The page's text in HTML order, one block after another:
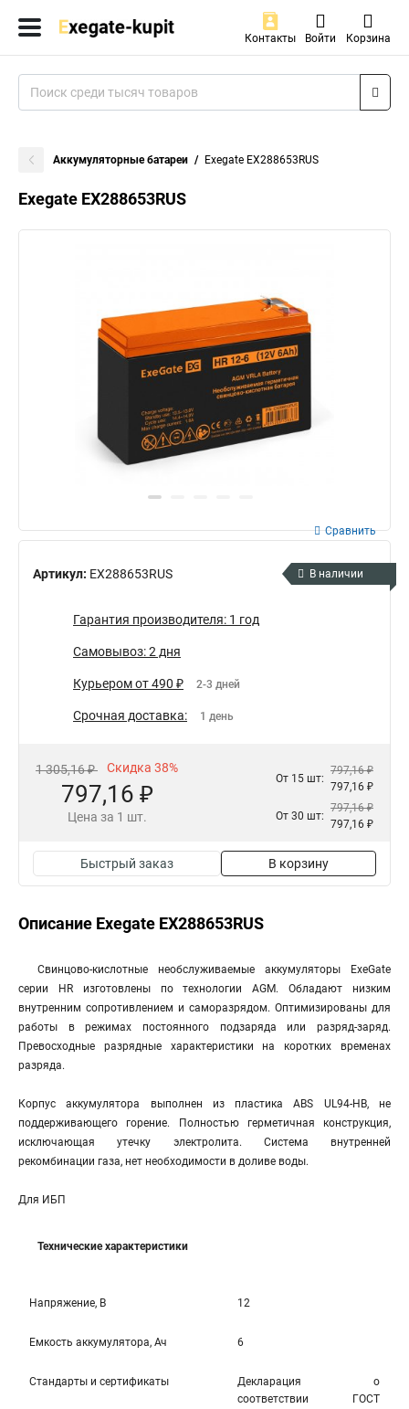
Контакты Войти Корзина
Аккумуляторные батареи Exegate EX288653RUS
Exegate EX288653RUS
Артикул: EX288653RUS
Сравнить
В наличии
Гарантия производителя: 1 год
Самовывоз: 2 дня
Курьером от 490 ₽ 2-3 дней
Срочная доставка: 1 день
1 305,16 ₽ Скидка 38%
797,16 ₽
Цена за 1 шт.
От 15 шт:
797,16 ₽
797,16 ₽
От 30 шт:
797,16 ₽
797,16 ₽
Быстрый заказ В корзину
Описание Exegate EX288653RUS
Свинцово-кислотные необслуживаемые аккумуляторы ExeGate
серии HR изготовлены по технологии AGM. Обладают низким
внутренним сопротивлением и саморазрядом. Оптимизированы для
работы в режимах постоянного подзаряда или разряд-заряд.
Превосходные разрядные характеристики на коротких временах
разряда.
Корпус аккумулятора выполнен из пластика ABS UL94-HB, не
поддерживающего горение. Полностью герметичная конструкция,
исключающая утечку электролита. Система внутренней
рекомбинации газа, нет необходимости в доливе воды.
Для ИБП
Технические характеристики
Напряжение, В 12
Емкость аккумулятора, Ач 6
Стандарты и сертификаты
Декларация о
соответствии ГОСТ